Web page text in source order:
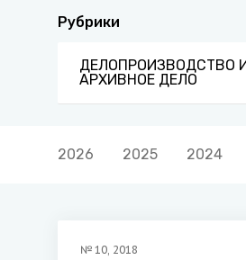
Рубрики
ДЕЛОПРОИЗВОДСТВО
АРХИВНОЕ ДЕЛО
2026 2025 2024
№ 10, 2018